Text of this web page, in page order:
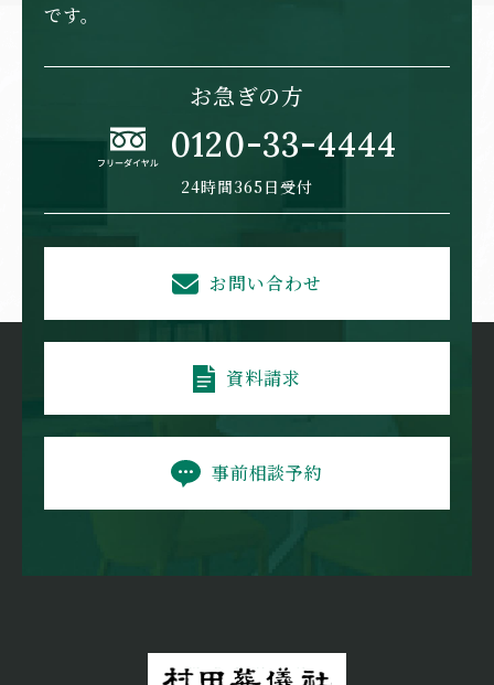
です。
お急ぎの方
0120-33-4444
24時間365日受付
お問い合わせ
資料請求
事前相談予約